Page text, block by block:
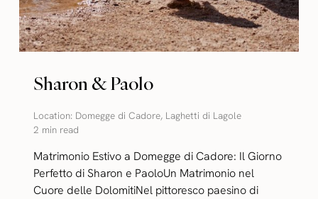
Sharon & Paolo
Location: Domegge di Cadore, Laghetti di Lagole
2 min read
Matrimonio Estivo a Domegge di Cadore: Il Giorno
Perfetto di Sharon e PaoloUn Matrimonio nel
Cuore delle DolomitiNel pittoresco paesino di